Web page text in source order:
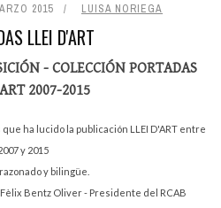
2015 LUISA NORIEGA
LLEI D'ART
- COLECCIÓN PORTADAS
2007-2015
ha lucido la publicación LLEI D'ART entre
y 2015
y bilingüe.
Bentz Oliver - Presidente del RCAB